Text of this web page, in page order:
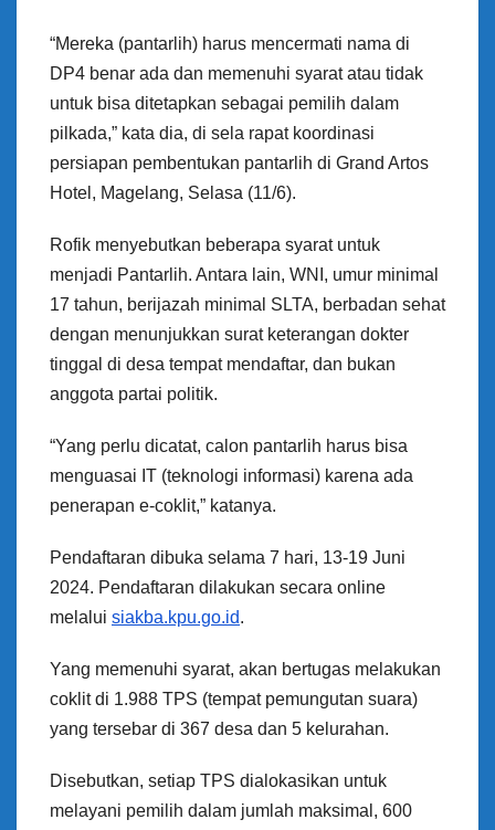
“Mereka (pantarlih) harus mencermati nama di
DP4 benar ada dan memenuhi syarat atau tidak
untuk bisa ditetapkan sebagai pemilih dalam
pilkada,” kata dia, di sela rapat koordinasi
persiapan pembentukan pantarlih di Grand Artos
Hotel, Magelang, Selasa (11/6).
Rofik menyebutkan beberapa syarat untuk
menjadi Pantarlih. Antara lain, WNI, umur minimal
17 tahun, berijazah minimal SLTA, berbadan sehat
dengan menunjukkan surat keterangan dokter
tinggal di desa tempat mendaftar, dan bukan
anggota partai politik.
“Yang perlu dicatat, calon pantarlih harus bisa
menguasai IT (teknologi informasi) karena ada
penerapan e-coklit,” katanya.
Pendaftaran dibuka selama 7 hari, 13-19 Juni
2024. Pendaftaran dilakukan secara online
melalui siakba.kpu.go.id.
Yang memenuhi syarat, akan bertugas melakukan
coklit di 1.988 TPS (tempat pemungutan suara)
yang tersebar di 367 desa dan 5 kelurahan.
Disebutkan, setiap TPS dialokasikan untuk
melayani pemilih dalam jumlah maksimal, 600